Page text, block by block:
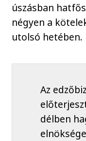
úszásban
négyen a
utolsó hetében.
Az
délben